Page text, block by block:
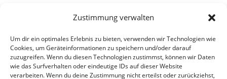
Zustimmung verwalten
Um dir ein optimales Erlebnis zu bieten, verwenden wir Technologien wie
Cookies, um Geräteinformationen zu speichern und/oder darauf
zuzugreifen. Wenn du diesen Technologien zustimmst, können wir Daten
wie das Surfverhalten oder eindeutige IDs auf dieser Website
verarbeiten. Wenn du deine Zustimmung nicht erteilst oder zurückziehst,
SO ERREICHEN SIE UNS